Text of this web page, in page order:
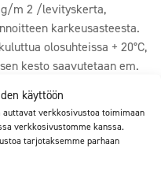
käyttöön
verkkosivustoa toimimaan
verkkosivustomme kanssa.
tarjotaksemme parhaan
g/m 2 /levityskerta,
karkeusasteesta.
olosuhteissa + 20°C,
kesto saavutetaan em.
pintalakkojen värisävyt
riittävän peittoasteen